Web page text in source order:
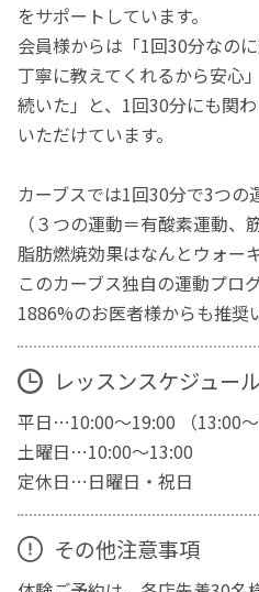
をサポートしています。
会員様からは「1回30分なの
丁寧に教えてくれるから安心
続いた」と、1回30分にも関
いただけています。
カーブスでは1回30分で3つの
（３つの運動＝有酸素運動
脂肪燃焼効果はなんとウォー
このカーブス独自の運動プロ
1886%のお医者様からも推奨
レッスンスケジュール
平日…10:00～19:00 （13:00～
土曜日…10:00～13:00
定休日…日曜日・祝日
その他注意事項